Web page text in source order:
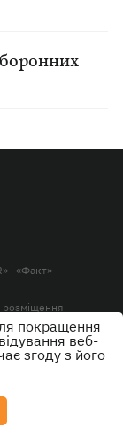
і «Факт»
розміщення
покращення
веб-
згоду з його